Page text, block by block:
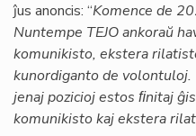
ĵus anoncis: “Komence de
Nuntempe TEJO ankoraŭ
komunikisto, ekstera
kunordiganto de
jenaj pozicioj estos ﬁnitaj
komunikisto kaj ekstera